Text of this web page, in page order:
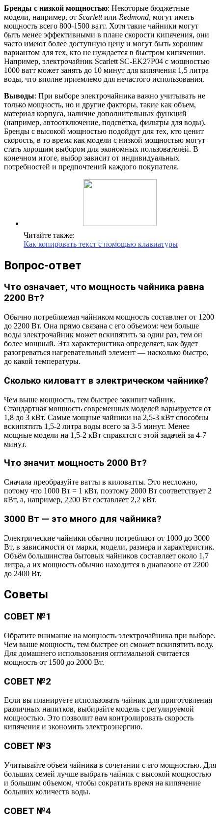
Бренды с низкой мощностью: Некоторые бюджетные
модели, например, от Scarlettили Redmond, могут иметь
мощность всего 800-1500 ватт. Хотя такие чайники могут
быть менее эффективными в плане скорости кипячения, они
часто имеют более доступную цену и могут быть хорошим
вариантом для тех, кто не нуждается в быстром кипячении.
Например, электрочайник Scarlett SC-EK27P04 с мощностью
1000 ватт может занять до 10 минут для кипячения 1,5 литра
воды, что вполне приемлемо для нечастого использования.
Выводы: При выборе электрочайника важно учитывать не
только мощность, но и другие факторы, такие как объем,
материал корпуса, наличие дополнительных функций
(например, автоотключение, подсветка, фильтры для воды).
Бренды с высокой мощностью подойдут для тех, кто ценит
скорость, в то время как модели с низкой мощностью могут
стать хорошим выбором для экономных пользователей. В
конечном итоге, выбор зависит от индивидуальных
потребностей и предпочтений каждого покупателя.
Читайте также:
Как копировать текст с помощью клавиатуры
Вопрос-ответ
Что означает, что мощность чайника равна
2200 Вт?
Обычно потребляемая чайником мощность составляет от 1200
до 2200 Вт. Она прямо связана с его объемом: чем больше
воды электрочайник может вскипятить за один раз, тем он
более мощный. Эта характеристика определяет, как будет
разогреваться нагревательный элемент — насколько быстро,
до какой температуры.
Сколько киловатт в электрическом чайнике?
Чем выше мощность, тем быстрее закипит чайник.
Стандартная мощность современных моделей варьируется от
1,8 до 3 кВт. Самые мощные чайники на 2,5-3 кВт способны
вскипятить 1,5-2 литра воды всего за 3-5 минут. Менее
мощные модели на 1,5-2 кВт справятся с этой задачей за 4-7
минут.
Что значит мощность 2000 Вт?
Сначала преобразуйте ватты в киловатты. Это несложно,
потому что 1000 Вт = 1 кВт, поэтому 2000 Вт соответствует 2
кВт, а, например, 2200 Вт составляет 2,2 кВт.
3000 Вт — это много для чайника?
Электрические чайники обычно потребляют от 1000 до 3000
Вт, в зависимости от марки, модели, размера и характеристик.
Объём большинства бытовых чайников составляет около 1,7
литра, а их мощность обычно находится в диапазоне от 2200
до 2400 Вт.
Советы
СОВЕТ №1
Обратите внимание на мощность электрочайника при выборе.
Чем выше мощность, тем быстрее он сможет вскипятить воду.
Для домашнего использования оптимальной считается
мощность от 1500 до 2000 Вт.
СОВЕТ №2
Если вы планируете использовать чайник для приготовления
различных напитков, выбирайте модель с регулируемой
мощностью. Это позволит вам контролировать скорость
кипячения и экономить электроэнергию.
СОВЕТ №3
Учитывайте объем чайника в сочетании с его мощностью. Для
больших семей лучше выбрать чайник с высокой мощностью
и большим объемом, чтобы сократить время на кипячение
больших количеств воды.
СОВЕТ №4